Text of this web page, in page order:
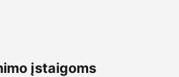
įstaigoms